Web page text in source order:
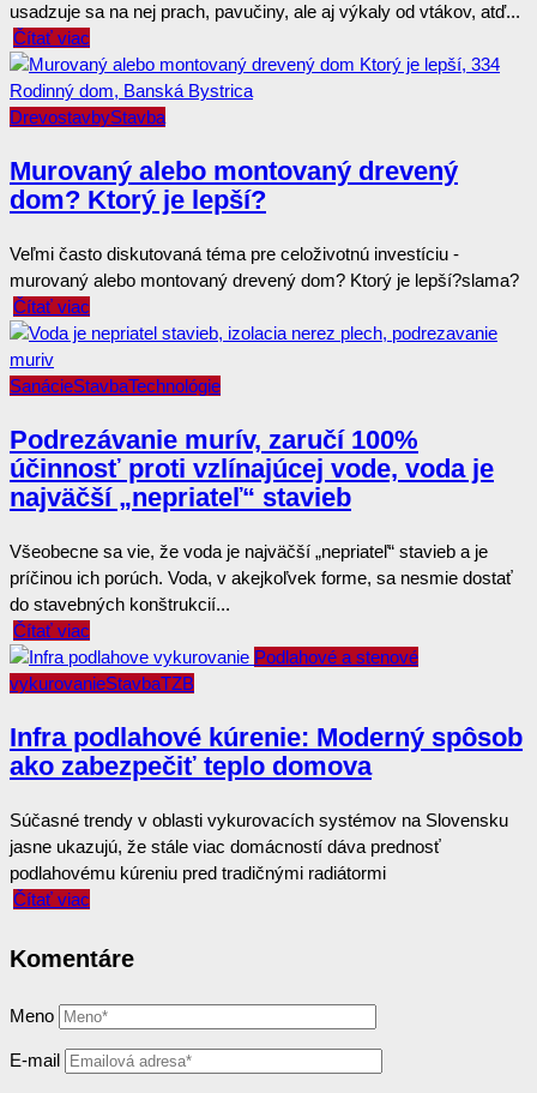
usadzuje sa na nej prach, pavučiny, ale aj výkaly od vtákov, atď...
Čítať viac
DrevostavbyStavba
Murovaný alebo montovaný drevený
dom? Ktorý je lepší?
Veľmi často diskutovaná téma pre celoživotnú investíciu -
murovaný alebo montovaný drevený dom? Ktorý je lepší?slama?
Čítať viac
SanácieStavbaTechnológie
Podrezávanie murív, zaručí 100%
účinnosť proti vzlínajúcej vode, voda je
najväčší „nepriateľ“ stavieb
Všeobecne sa vie, že voda je najväčší „nepriateľ“ stavieb a je
príčinou ich porúch. Voda, v akejkoľvek forme, sa nesmie dostať
do stavebných konštrukcií...
Čítať viac
Podlahové a stenové
vykurovanieStavbaTZB
Infra podlahové kúrenie: Moderný spôsob
ako zabezpečiť teplo domova
Súčasné trendy v oblasti vykurovacích systémov na Slovensku
jasne ukazujú, že stále viac domácností dáva prednosť
podlahovému kúreniu pred tradičnými radiátormi
Čítať viac
Komentáre
Meno
E-mail